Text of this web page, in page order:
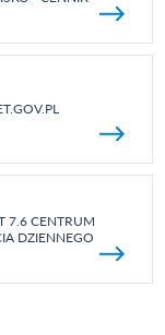
7.6 CENTRUM
DZIENNEGO